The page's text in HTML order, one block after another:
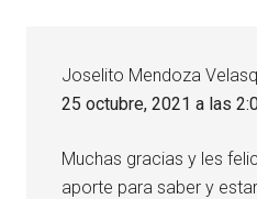
Joselito Mendoza
25 octubre, 2021 a las
Muchas gracias y les
aporte para saber y